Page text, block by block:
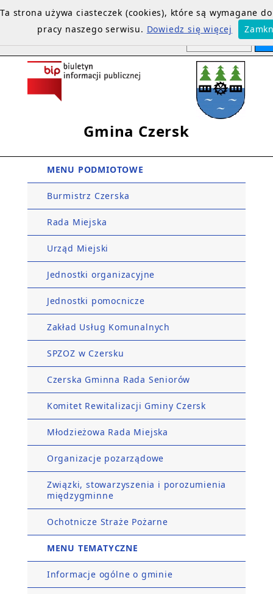
Gmina Czersk
MENU PODMIOTOWE
Burmistrz Czerska
Rada Miejska
Urząd Miejski
Jednostki organizacyjne
Jednostki pomocnicze
Zakład Usług Komunalnych
SPZOZ w Czersku
Czerska Gminna Rada Seniorów
Komitet Rewitalizacji Gminy Czersk
Młodzieżowa Rada Miejska
Organizacje pozarządowe
Związki, stowarzyszenia i porozumienia
międzygminne
Ochotnicze Straże Pożarne
MENU TEMATYCZNE
Informacje ogólne o gminie
Ta strona używa ciasteczek (cookies), które są wymagane
pracy naszego serwisu. Dowiedz się więcej